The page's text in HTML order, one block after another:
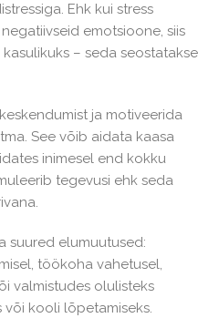
Ehk kui stress
emotsioone, siis
– seda seostatakse
ja motiveerida
See võib aidata kaasa
inimesel end kokku
tegevusi ehk seda
suured elumuutused:
töökoha vahetusel,
valmistudes olulisteks
või kooli lõpetamiseks.